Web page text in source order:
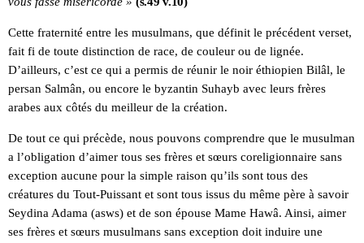
Cette fraternité entre les musulmans, que définit le précédent verset,
fait fi de toute distinction de race, de couleur ou de lignée.
D’ailleurs, c’est ce qui a permis de réunir le noir éthiopien Bilâl, le
persan Salmân, ou encore le byzantin Suhayb avec leurs frères
arabes aux côtés du meilleur de la création.
De tout ce qui précède, nous pouvons comprendre que le musulman
a l’obligation d’aimer tous ses frères et sœurs coreligionnaire sans
exception aucune pour la simple raison qu’ils sont tous des
créatures du Tout-Puissant et sont tous issus du même père à savoir
Seydina Adama (asws) et de son épouse Mame Hawâ. Ainsi, aimer
ses frères et sœurs musulmans sans exception doit induire une